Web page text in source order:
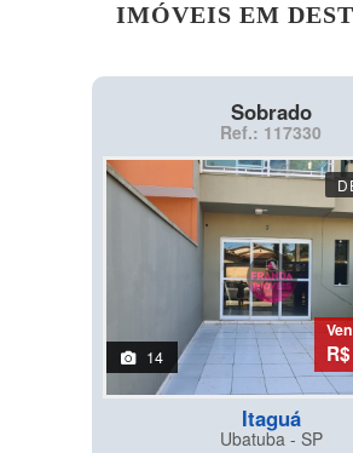
IMÓVEIS EM
Sobrado
Ref.: 117330
14
Itaguá
Ubatuba - SP